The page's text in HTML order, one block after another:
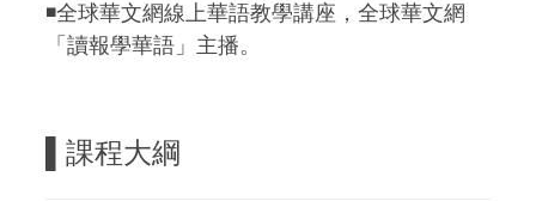
◾全球華文網線上華語教學講座，全球華文網
「讀報學華語」主播。
課程大綱